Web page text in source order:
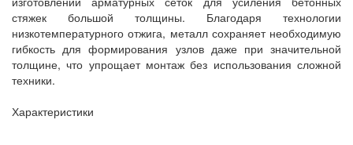
стяжек большой толщины. Благодаря технологии
низкотемпературного отжига, металл сохраняет необходимую
гибкость для формирования узлов даже при значительной
толщине, что упрощает монтаж без использования сложной
техники.
Характеристики